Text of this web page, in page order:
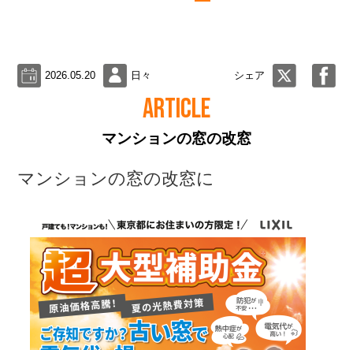
2026.05.20 日々 シェア
ARTICLE
マンションの窓の改窓